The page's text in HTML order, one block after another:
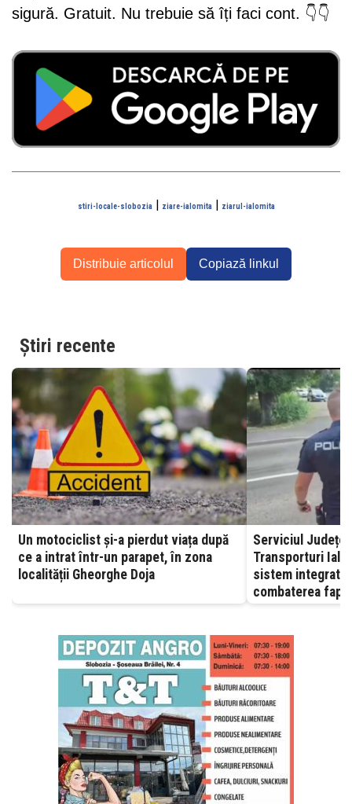
sigură. Gratuit. Nu trebuie să îți faci cont. 👇👇
stiri-locale-slobozia| ziare-ialomita| ziarul-ialomita
Distribuie articolul Copiază linkul
Știri recente
Un motociclist și-a pierdut viața după
ce a intrat într-un parapet, în zona
localității Gheorghe Doja
Serviciul
Transporturi Ialomița –
sistem integrat,
combaterea